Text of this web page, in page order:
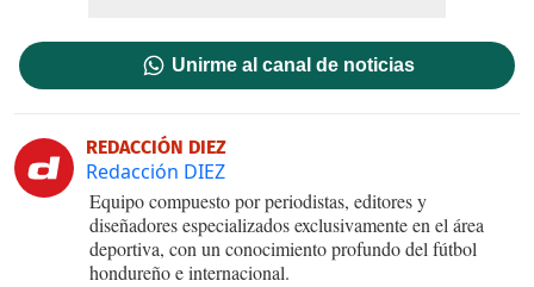
Unirme al canal de noticias
REDACCIÓN DIEZ
Redacción DIEZ
Equipo compuesto por periodistas, editores y
diseñadores especializados exclusivamente en el área
deportiva, con un conocimiento profundo del fútbol
hondureño e internacional.